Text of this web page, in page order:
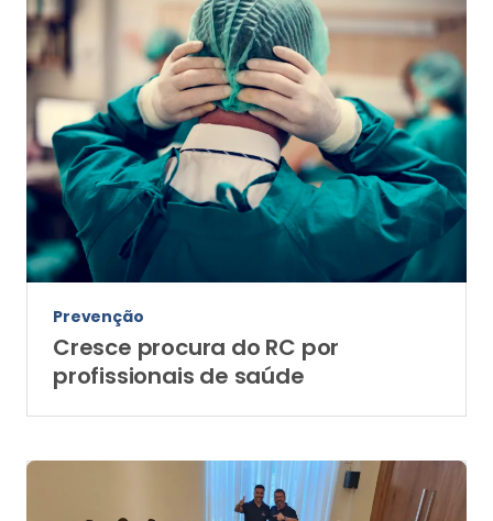
Prevenção
Cresce procura do RC por
profissionais de saúde